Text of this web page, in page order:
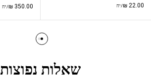
₪ 22.00 /יח ₪350.00 /יח
שאלות נפוצות